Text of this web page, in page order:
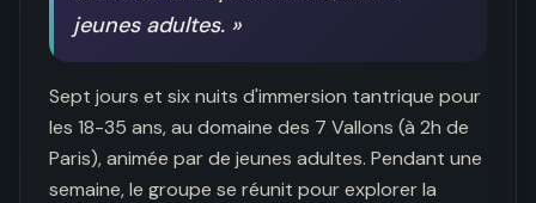
jeunes adultes. »
Sept jours et six nuits d'immersion tantrique pour
les 18-35 ans, au domaine des 7 Vallons (à 2h de
Paris), animée par de jeunes adultes. Pendant une
semaine, le groupe se réunit pour explorer la